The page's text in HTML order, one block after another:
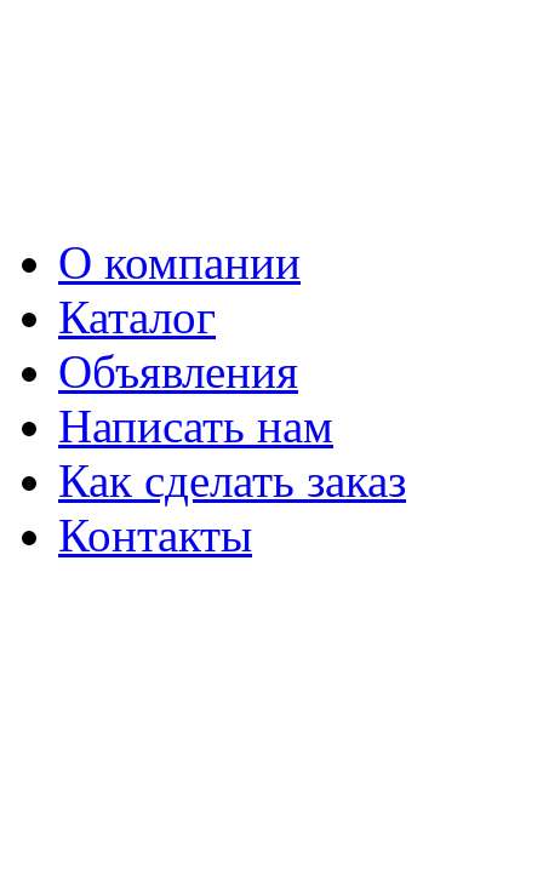
О компании
Каталог
Объявления
Написать нам
Как сделать заказ
Контакты